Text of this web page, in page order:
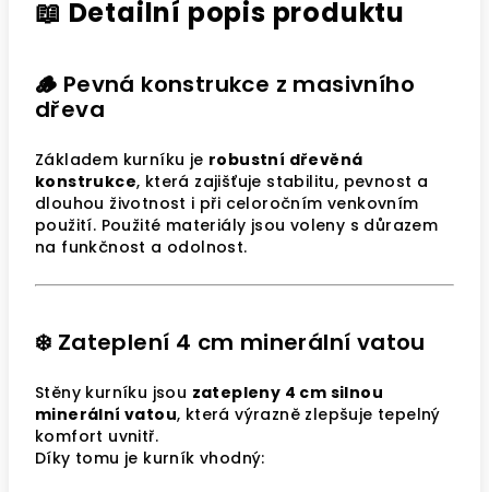
📖 Detailní popis produktu
🪵 Pevná konstrukce z masivního
dřeva
Základem kurníku je robustní dřevěná
konstrukce, která zajišťuje stabilitu, pevnost a
dlouhou životnost i při celoročním venkovním
použití. Použité materiály jsou voleny s důrazem
na funkčnost a odolnost.
❄️ Zateplení 4 cm minerální vatou
Stěny kurníku jsou zatepleny 4 cm silnou
minerální vatou, která výrazně zlepšuje tepelný
komfort uvnitř.
Díky tomu je kurník vhodný: